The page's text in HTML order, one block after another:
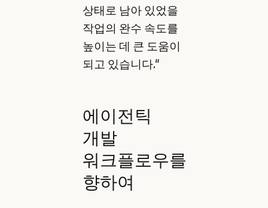
상태로 남아 있었을
작업의 완수 속도를
높이는 데 큰 도움이
되고 있습니다."
에이전틱
개발
워크플로우를
향하여